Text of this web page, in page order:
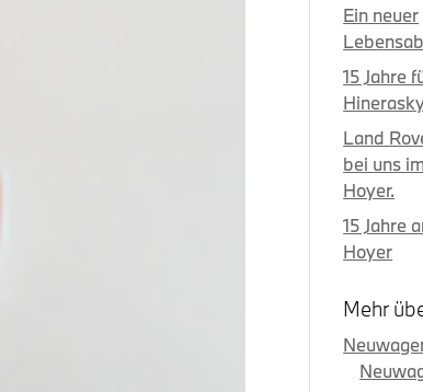
Ein neuer
15 Jahre
Land
bei uns
Hoyer.
15 Jahre
Hoyer
Mehr